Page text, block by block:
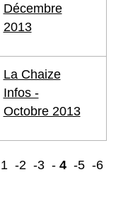
Décembre
2013
La Chaize
Infos -
Octobre 2013
1 -2 -3 - 4 -5 -6